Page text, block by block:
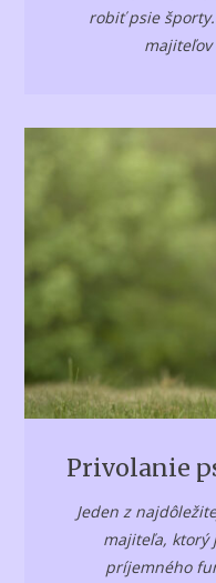
robiť psie
majiteľov
Privolanie
Jeden z
majiteľa, ktorý
príjemného